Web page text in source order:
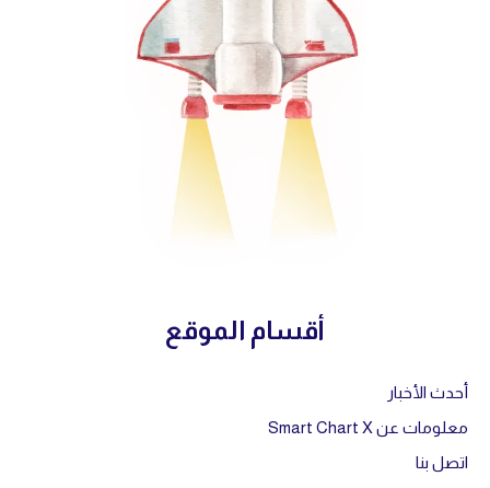
أقسام الموقع
أحدث الأخبار
معلومات عن Smart Chart X
اتصل بنا